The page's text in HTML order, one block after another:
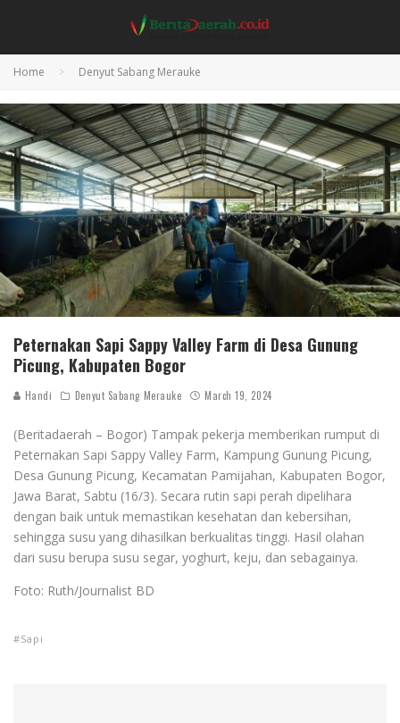
Home Denyut Sabang Merauke
Peternakan Sapi Sappy Valley Farm di Desa Gunung
Picung, Kabupaten Bogor
Handi Denyut Sabang Merauke March 19, 2024
(Beritadaerah – Bogor) Tampak pekerja memberikan rumput di
Peternakan Sapi Sappy Valley Farm, Kampung Gunung Picung,
Desa Gunung Picung, Kecamatan Pamijahan, Kabupaten Bogor,
Jawa Barat, Sabtu (16/3). Secara rutin sapi perah dipelihara
dengan baik untuk memastikan kesehatan dan kebersihan,
sehingga susu yang dihasilkan berkualitas tinggi. Hasil olahan
dari susu berupa susu segar, yoghurt, keju, dan sebagainya.
Foto: Ruth/Journalist BD
Sapi